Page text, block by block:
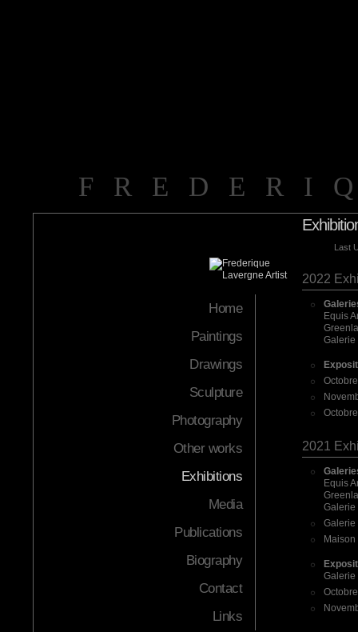
Home
Paintings
Drawings
Sculpture
Photography
Other works
Exhibitions
Media
Publications
Biography
Contact
Links
Last
2022
Equis
Galerie
2021
Equis
Galerie
Galerie
Galerie